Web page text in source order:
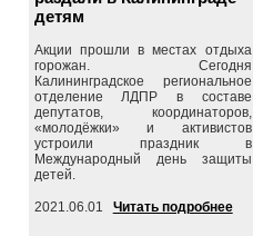
детям
Акции прошли в местах отдыха
горожан. Сегодня
Калининградское региональное
отделение ЛДПР в составе
депутатов, координаторов,
«молодёжки» и активистов
устроили праздник в
Международный день защиты
детей.
2021.06.01 Читать подробнее